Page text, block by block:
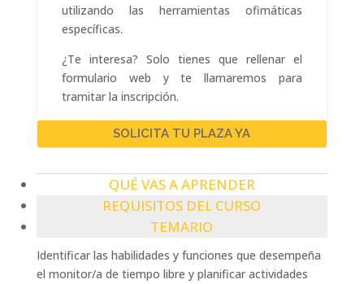
utilizando las herramientas ofimáticas
específicas.
¿Te interesa? Solo tienes que rellenar el
formulario web y te llamaremos para
tramitar la inscripción.
SOLICITA TU PLAZA YA
QUÉ VAS A APRENDER
REQUISITOS DEL CURSO
TEMARIO
Identificar las habilidades y funciones que desempeña
el monitor/a de tiempo libre y planificar actividades